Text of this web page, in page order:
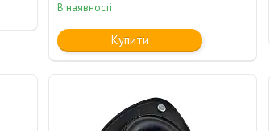
В наявності
Купити